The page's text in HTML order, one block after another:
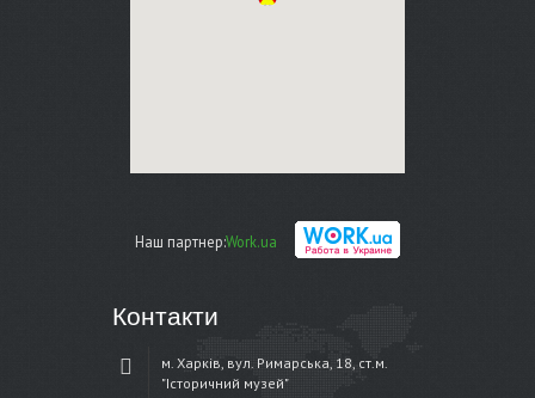
Наш партнер:Work.ua
Контакти
м. Харків, вул. Римарська, 18, ст.м.
"Історичний музей"